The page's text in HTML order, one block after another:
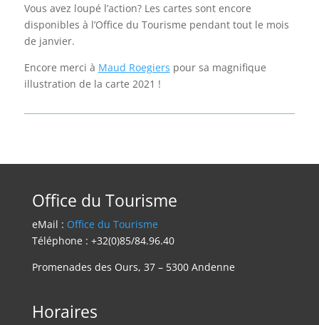
Vous avez loupé l’action? Les cartes sont encore
disponibles à l’Office du Tourisme pendant tout le mois
de janvier.
Encore merci à Maud Roegiers pour sa magnifique
illustration de la carte 2021 !
Office du Tourisme
eMail : Office du Tourisme
Téléphone : +32(0)85/84.96.40
Promenades des Ours, 37 – 5300 Andenne
Horaires